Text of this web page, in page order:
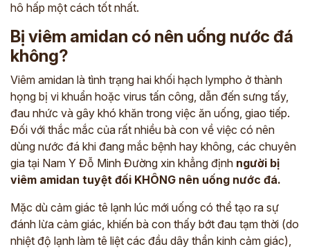
hô hấp một cách tốt nhất.
Bị viêm amidan có nên uống nước đá
không?
Viêm amidan là tình trạng hai khối hạch lympho ở thành
họng bị vi khuẩn hoặc virus tấn công, dẫn đến sưng tấy,
đau nhức và gây khó khăn trong việc ăn uống, giao tiếp.
Đối với thắc mắc của rất nhiều bà con về việc có nên
dùng nước đá khi đang mắc bệnh hay không, các chuyên
gia tại Nam Y Đỗ Minh Đường xin khẳng định người bị
viêm amidan tuyệt đối KHÔNG nên uống nước đá.
Mặc dù cảm giác tê lạnh lúc mới uống có thể tạo ra sự
đánh lừa cảm giác, khiến bà con thấy bớt đau tạm thời (do
nhiệt độ lạnh làm tê liệt các đầu dây thần kinh cảm giác),